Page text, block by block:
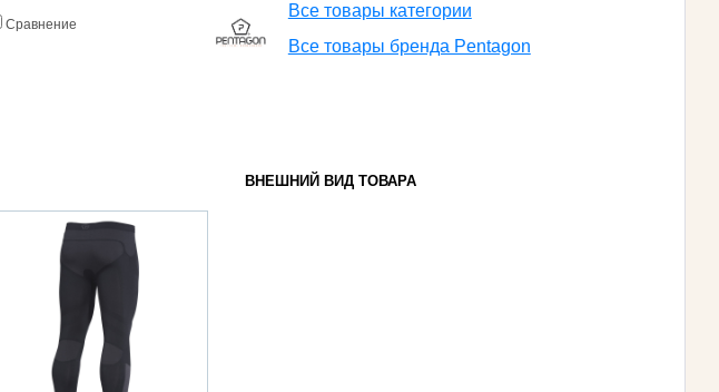
Сравнение
Все товары категории
Все товары бренда Pentagon
ВНЕШНИЙ ВИД ТОВАРА